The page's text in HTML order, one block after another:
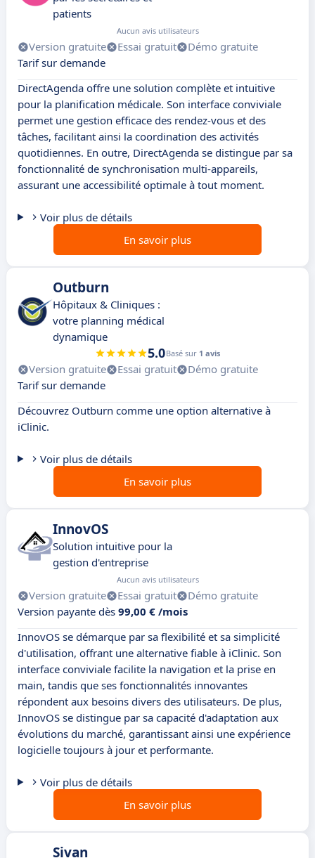
patients
Aucun avis utilisateurs
Version gratuite Essai gratuit
Démo gratuite
Tarif sur demande
DirectAgenda offre une solution complète et intuitive
pour la planification médicale. Son interface conviviale
permet une gestion efficace des rendez-vous et des
tâches, facilitant ainsi la coordination des activités
quotidiennes. En outre, DirectAgenda se distingue par sa
fonctionnalité de synchronisation multi-appareils,
assurant une accessibilité optimale à tout moment.
Voir plus de détails
En savoir plus
Outburn
Hôpitaux & Cliniques :
votre planning médical
dynamique
5.0Basé sur 1 avis
Version gratuite Essai gratuit
Démo gratuite
Tarif sur demande
Découvrez Outburn comme une option alternative à
iClinic.
Voir plus de détails
En savoir plus
InnovOS
Solution intuitive pour la
gestion d'entreprise
Aucun avis utilisateurs
Version gratuite Essai gratuit
Démo gratuite
Version payante dès 99,00 € /mois
InnovOS se démarque par sa flexibilité et sa simplicité
d'utilisation, offrant une alternative fiable à iClinic. Son
interface conviviale facilite la navigation et la prise en
main, tandis que ses fonctionnalités innovantes
répondent aux besoins divers des utilisateurs. De plus,
InnovOS se distingue par sa capacité d'adaptation aux
évolutions du marché, garantissant ainsi une expérience
logicielle toujours à jour et performante.
Voir plus de détails
En savoir plus
Sivan